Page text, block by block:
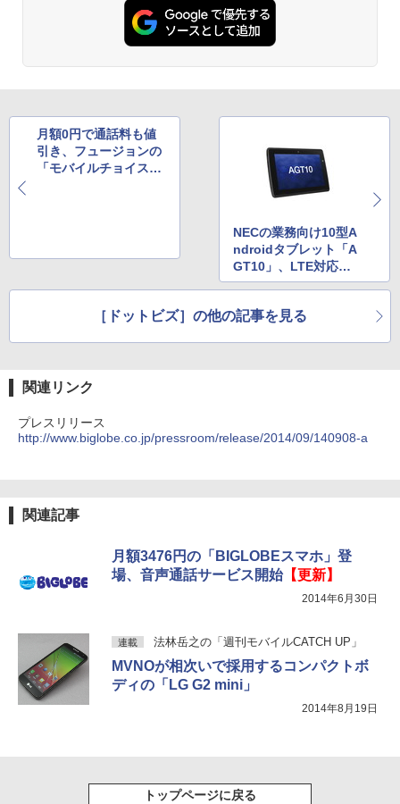
月額0円で通話料も値
引き、フュージョンの
「モバイルチョイス“0
NECの業務向け10型A
ndroidタブレット「A
GT10」、LTE対応モ
デルも
［ドットビズ］の他の記事を見る
関連リンク
プレスリリース
http://www.biglobe.co.jp/pressroom/release/2014/09/140908-a
関連記事
月額3476円の「BIGLOBEスマホ」登
場、音声通話サービス開始【更新】
2014年6月30日
連載 法林岳之の「週刊モバイルCATCH UP」
MVNOが相次いで採用するコンパクトボ
ディの「LG G2 mini」
2014年8月19日
トップページに戻る